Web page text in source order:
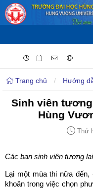
Trang chủ / Hướng
Sinh viên
Hùng
Thứ
Các bạn sinh viên tương
Lại một mùa thi nữa đến,
khoăn trong việc chọn